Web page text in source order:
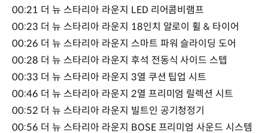
00:21 더 뉴 스타리아 라운지 LED 리어콤비램프
00:23 더 뉴 스타리아 라운지 18인치 알로이 휠 & 타이어
00:26 더 뉴 스타리아 라운지 스마트 파워 슬라이딩 도어
00:28 더 뉴 스타리아 라운지 후석 전동식 사이드 스텝
00:33 더 뉴 스타리아 라운지 3열 쿠션 팁업 시트
00:46 더 뉴 스타리아 라운지 2열 프리미엄 릴렉션 시트
00:52 더 뉴 스타리아 라운지 빌트인 공기청정기
00:56 더 뉴 스타리아 라운지 BOSE 프리미엄 사운드 시스템